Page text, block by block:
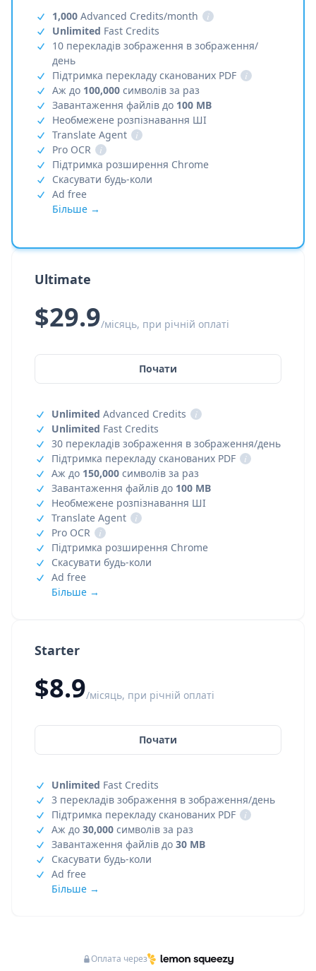
Starter
$8.9/місяць, при річній оплаті
Почати
Unlimited Fast Credits
3 перекладів зображення в зображення/день
Підтримка перекладу сканованих PDF
i
Аж до 30,000 символів за раз
Завантаження файлів до 30 MB
Скасувати будь-коли
Ad free
Більше →
1,000 Advanced Credits/month
i
Unlimited Fast Credits
10 перекладів зображення в зображення/
день
Підтримка перекладу сканованих PDF
i
Аж до 100,000 символів за раз
Завантаження файлів до 100 MB
Необмежене розпізнавання ШІ
Translate Agent
i
Pro OCR
i
Підтримка розширення Chrome
Скасувати будь-коли
Ad free
Більше →
Ultimate
$29.9/місяць, при річній оплаті
Почати
Unlimited Advanced Credits
i
Unlimited Fast Credits
30 перекладів зображення в зображення/день
Підтримка перекладу сканованих PDF
i
Аж до 150,000 символів за раз
Завантаження файлів до 100 MB
Необмежене розпізнавання ШІ
Translate Agent
i
Pro OCR
i
Підтримка розширення Chrome
Скасувати будь-коли
Ad free
Більше →
Оплата через